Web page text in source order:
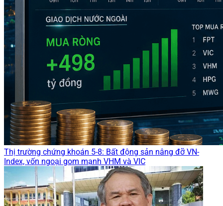
Thị trường chứng khoán 5-8: Bất động sản nâng đỡ VN-
Index, vốn ngoại gom mạnh VHM và VIC